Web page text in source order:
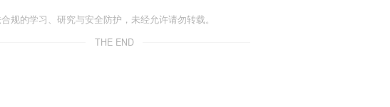
规的学习、研究与安全防护，未经允许请勿转载。
THE END